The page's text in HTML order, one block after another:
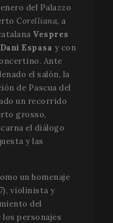
del Palazzo
Corelliana, a
Vespres
Dani Espasa y con
Ante
el salón, la
de Pascua del
un recorrido
grosso,
el diálogo
y las
un homenaje
violinista y
del
personajes